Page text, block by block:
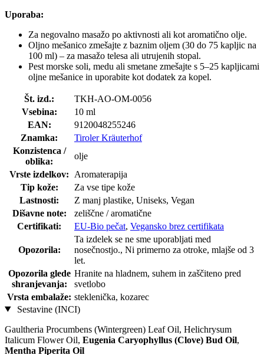
Uporaba:
Za negovalno masažo po aktivnosti ali kot aromatično olje.
Oljno mešanico zmešajte z baznim oljem (30 do 75 kapljic na
100 ml) – za masažo telesa ali utrujenih stopal.
Pest morske soli, medu ali smetane zmešajte s 5–25 kapljicami
oljne mešanice in uporabite kot dodatek za kopel.
Št. izd.:
TKH-AO-OM-0056
Vsebina:
10 ml
EAN:
9120048255246
Znamka:
Tiroler Kräuterhof
Konzistenca /
oblika:
olje
Vrste izdelkov:
Aromaterapija
Tip kože:
Za vse tipe kože
Lastnosti:
Z manj plastike, Uniseks, Vegan
Dišavne note:
zeliščne / aromatične
Certifikati:
EU-Bio pečat, Vegansko brez certifikata
Opozorila:
Ta izdelek se ne sme uporabljati med
nosečnostjo., Ni primerno za otroke, mlajše od 3
let.
Opozorila glede
shranjevanja:
Hranite na hladnem, suhem in zaščiteno pred
svetlobo
Vrsta embalaže: steklenička, kozarec
Sestavine (INCI)
Gaultheria Procumbens (Wintergreen) Leaf Oil, Helichrysum
Italicum Flower Oil, Eugenia Caryophyllus (Clove) Bud Oil,
Mentha Piperita Oil